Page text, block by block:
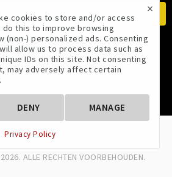
VOLG ONS
PRIVACYBELEID
ALLE RECHTEN VOORBEHOUDEN.
×
cookies to store and/or access
do this to improve browsing
(non-) personalized ads. Consenting
allow us to process data such as
IDs on this site. Not consenting
may adversely affect certain
DENY MANAGE
Privacy Policy